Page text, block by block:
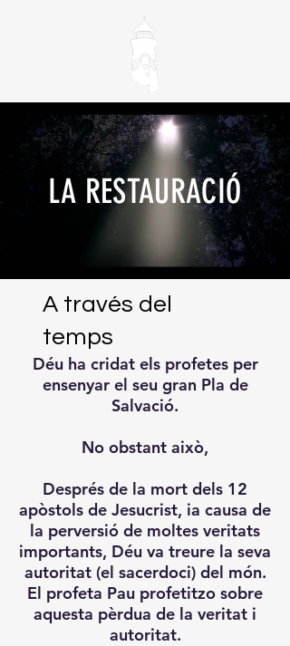
LA RESTAURACIÓ
A través del
temps
Déu ha cridat els profetes per
ensenyar el seu gran Pla de
Salvació.
No obstant això,
Després de la mort dels 12
apòstols de Jesucrist, ia causa de
la perversió de moltes veritats
importants, Déu va treure la seva
autoritat (el sacerdoci) del món.
El profeta Pau profetitzo sobre
aquesta pèrdua de la veritat i
autoritat.